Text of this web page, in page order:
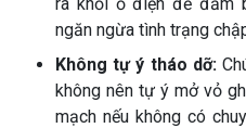
ngăn ngừa tình trạng
Không tự ý tháo dỡ:
không nên tự ý mở vỏ
mạch nếu không có